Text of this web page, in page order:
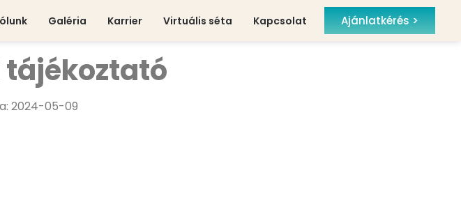
Galéria Karrier Virtuális séta Kapcsolat Ajánlatkérés >
2024-05-09